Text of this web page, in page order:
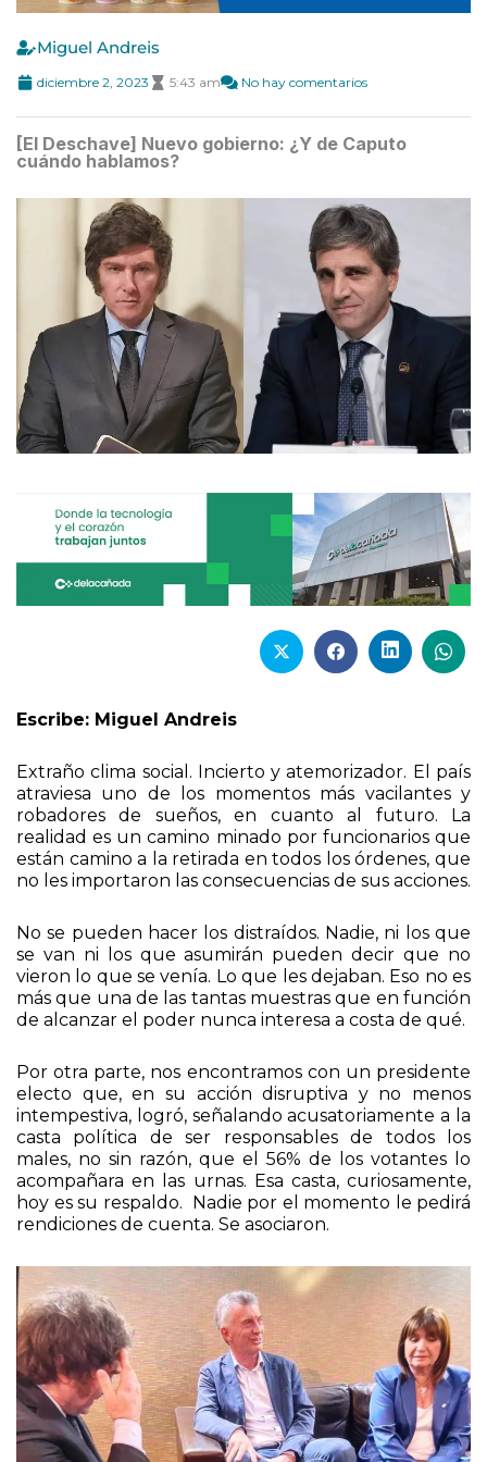
Miguel Andreis
diciembre 2, 2023 5:43 am No hay comentarios
[El Deschave] Nuevo gobierno: ¿Y de Caputo
cuándo hablamos?
Escribe: Miguel Andreis
Extraño clima social. Incierto y atemorizador. El país
atraviesa uno de los momentos más vacilantes y
robadores de sueños, en cuanto al futuro. La
realidad es un camino minado por funcionarios que
están camino a la retirada en todos los órdenes, que
no les importaron las consecuencias de sus acciones.
No se pueden hacer los distraídos. Nadie, ni los que
se van ni los que asumirán pueden decir que no
vieron lo que se venía. Lo que les dejaban. Eso no es
más que una de las tantas muestras que en función
de alcanzar el poder nunca interesa a costa de qué.
Por otra parte, nos encontramos con un presidente
electo que, en su acción disruptiva y no menos
intempestiva, logró, señalando acusatoriamente a la
casta política de ser responsables de todos los
males, no sin razón, que el 56% de los votantes lo
acompañara en las urnas. Esa casta, curiosamente,
hoy es su respaldo. Nadie por el momento le pedirá
rendiciones de cuenta. Se asociaron.